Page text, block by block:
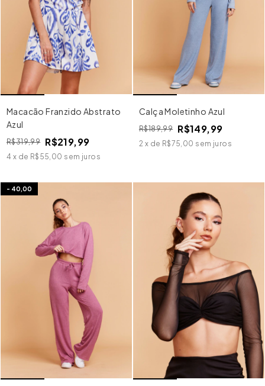
Macacão Franzido Abstrato
Azul
R$319,99 R$219,99
4 x de R$55,00 sem juros
Calça Moletinho Azul
R$189,99 R$149,99
2 x de R$75,00 sem juros
- 40,00